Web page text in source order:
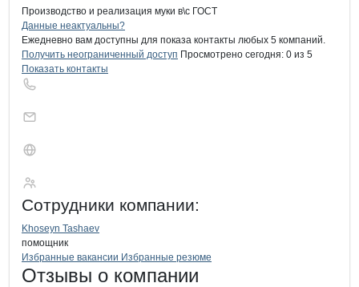
Производство и реализация муки в\с ГОСТ
Контактыкомпании
+7(800)000-00-..
Данные неактуальны?
Ежедневно вам доступны для показа контакты любых 5 компаний.
Получить неограниченный доступ Просмотрено сегодня: 0 из 5
Показать контакты
Сотрудники компании:
Khoseyn Tashaev
помощник
Брендыкомпани Идрисова М.С.
Вакансии вИдрисова М.С.
Избранные вакансии Избранные резюме
Новости oИдрисова М.С., ИП
Отзывы о компании